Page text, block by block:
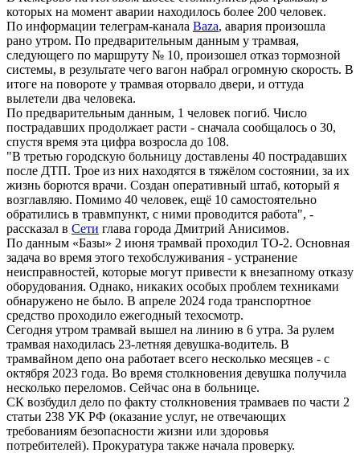
которых на момент аварии находилось более 200 человек.
По информации телеграм-канала Baza, авария произошла
рано утром. По предварительным данным у трамвая,
следующего по маршруту № 10, произошел отказ тормозной
системы, в результате чего вагон набрал огромную скорость. В
итоге на повороте у трамвая оторвало двери, и оттуда
вылетели два человека.
По предварительным данным, 1 человек погиб. Число
пострадавших продолжает расти - сначала сообщалось о 30,
спустя время эта цифра возросла до 108.
"В третью городскую больницу доставлены 40 пострадавших
после ДТП. Трое из них находятся в тяжёлом состоянии, за их
жизнь борются врачи. Создан оперативный штаб, который я
возглавляю. Помимо 40 человек, ещё 10 самостоятельно
обратились в травмпункт, с ними проводится работа", -
рассказал в Сети глава города Дмитрий Анисимов.
По данным «Базы» 2 июня трамвай проходил ТО-2. Основная
задача во время этого техобслуживания - устранение
неисправностей, которые могут привести к внезапному отказу
оборудования. Однако, никаких особых проблем техниками
обнаружено не было. В апреле 2024 года транспортное
средство проходило ежегодный техосмотр.
Сегодня утром трамвай вышел на линию в 6 утра. За рулем
трамвая находилась 23-летняя девушка-водитель. В
трамвайном депо она работает всего несколько месяцев - с
октября 2023 года. Во время столкновения девушка получила
несколько переломов. Сейчас она в больнице.
СК возбудил дело по факту столкновения трамваев по части 2
статьи 238 УК РФ (оказание услуг, не отвечающих
требованиям безопасности жизни или здоровья
потребителей). Прокуратура также начала проверку.